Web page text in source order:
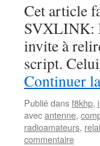
Cet article
SVXLINK:
invite à
script.
Continuer
Publié dansf8khp,
avecantenne,
radioamateurs, relai
commentaire